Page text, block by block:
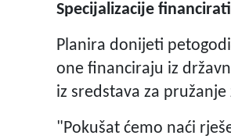
Specijalizacije
Planira donijeti
one financiraju iz
iz sredstava za
"Pokušat ćemo naći